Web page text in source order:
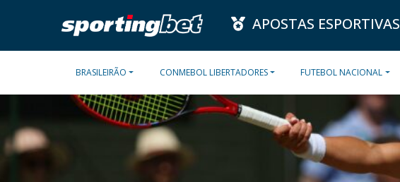
APOSTAS ESPORTIVAS
BRASILEIRÃO CONMEBOL LIBERTADORES FUTEBOL NACIONAL